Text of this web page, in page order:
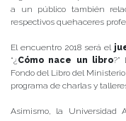
a un público también
respectivos quehaceres
El encuentro 2018 será el
“¿ Cómo nace un libro
Fondo del Libro del
programa de charlas y
Asimismo, la Universidad